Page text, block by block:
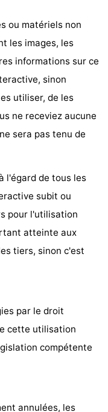
ou matériels non
les images, les
informations sur ce
sinon
utiliser, de les
ne receviez aucune
sera pas tenu de
l'égard de tous les
subit ou
pour l'utilisation
atteinte aux
tiers, sinon c'est
par le droit
cette utilisation
compétente
annulées, les